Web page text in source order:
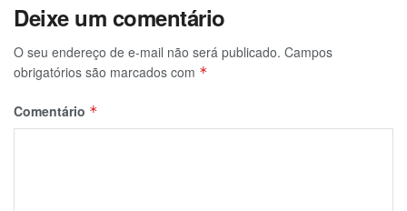
Deixe um comentário
O seu endereço de e-mail não será publicado. Campos
obrigatórios são marcados com *
Comentário *